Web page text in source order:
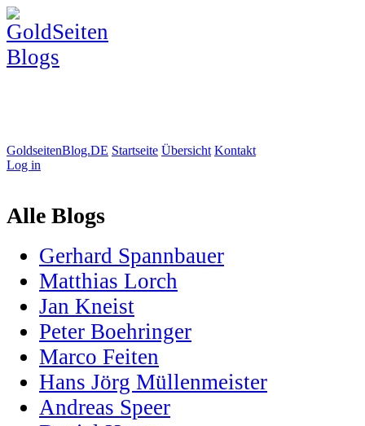
GoldseitenBlog.DE Startseite Übersicht Kontakt
Log in
Alle Blogs
Gerhard Spannbauer
Matthias Lorch
Jan Kneist
Peter Boehringer
Marco Feiten
Hans Jörg Müllenmeister
Andreas Speer